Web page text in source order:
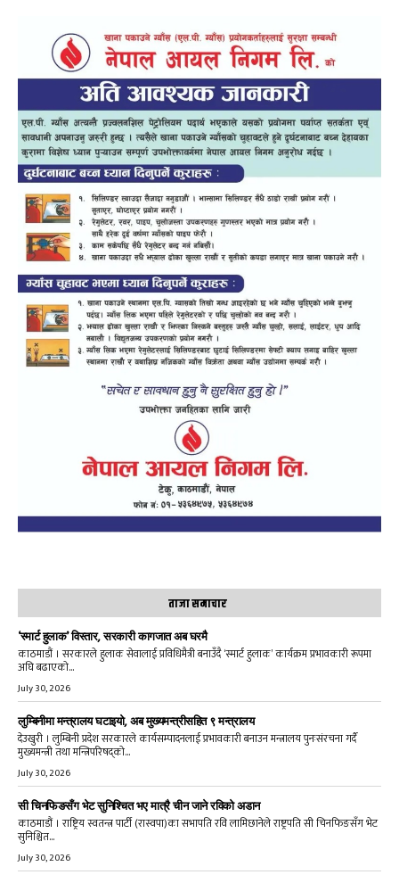
ताजा समाचार
‘स्मार्ट हुलाक’ विस्तार, सरकारी कागजात अब घरमै
काठमाडौं । सरकारले हुलाक सेवालाई प्रविधिमैत्री बनाउँदै ‘स्मार्ट हुलाक’ कार्यक्रम प्रभावकारी रूपमा
अघि बढाएको...
July 30, 2026
लुम्बिनीमा मन्त्रालय घटाइयो, अब मुख्यमन्त्रीसहित ९ मन्त्रालय
देउखुरी । लुम्बिनी प्रदेश सरकारले कार्यसम्पादनलाई प्रभावकारी बनाउन मन्त्रालय पुनःसंरचना गर्दै
मुख्यमन्त्री तथा मन्त्रिपरिषद्को...
July 30, 2026
सी चिनफिङसँग भेट सुनिश्चित भए मात्रै चीन जाने रविको अडान
काठमाडौं । राष्ट्रिय स्वतन्त्र पार्टी (रास्वपा)का सभापति रवि लामिछानेले राष्ट्रपति सी चिनफिङसँग भेट
सुनिश्चित...
July 30, 2026